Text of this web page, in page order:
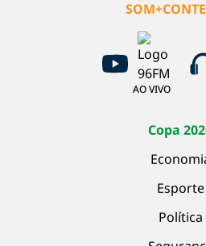
AO VIVO
Copa
Esporte
Política